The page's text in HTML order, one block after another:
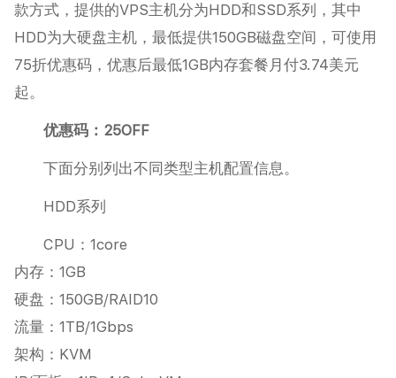
款方式，提供的VPS主机分为HDD和SSD系列，其中
HDD为大硬盘主机，最低提供150GB磁盘空间，可使用
75折优惠码，优惠后最低1GB内存套餐月付3.74美元
起。
优惠码：25OFF
下面分别列出不同类型主机配置信息。
HDD系列
CPU：1core
内存：1GB
硬盘：150GB/RAID10
流量：1TB/1Gbps
架构：KVM